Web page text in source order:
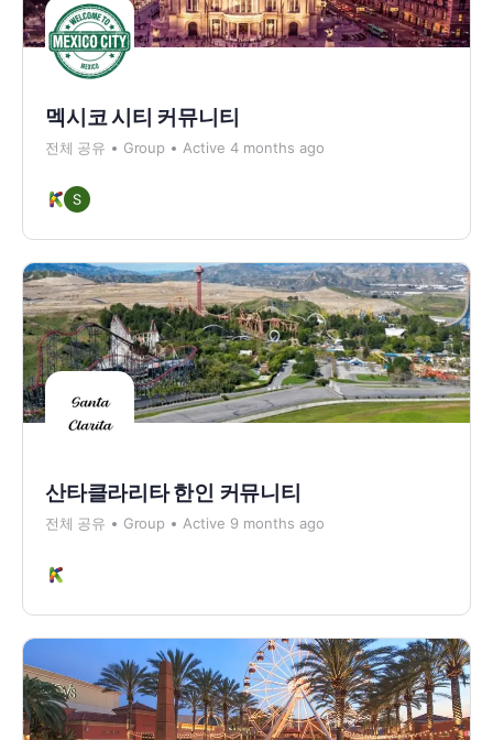
멕시코 시티 커뮤니티
전체 공유 Group Active 4 months ago
산타클라리타 한인 커뮤니티
전체 공유 Group Active 9 months ago